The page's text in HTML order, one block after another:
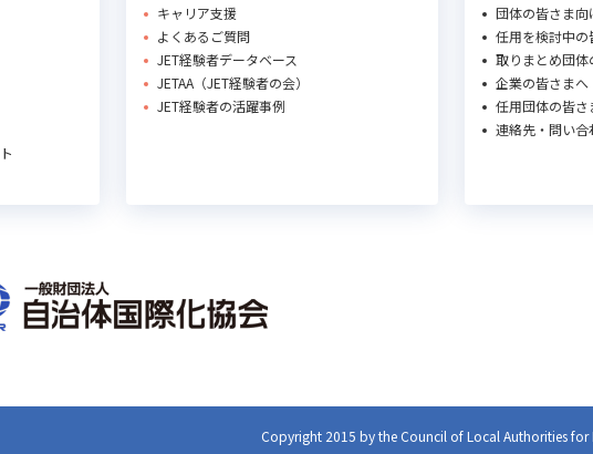
キャリア支援
よくあるご質問
JET経験者データベース
JETAA（JET経験者の会）
JET経験者の活躍事例
団体の皆さま
任用を検討中の
取りまとめ団体
企業の皆さまへ
任用団体の皆さ
連絡先・問い合
Copyright 2015 by the Council of Local Authorities for